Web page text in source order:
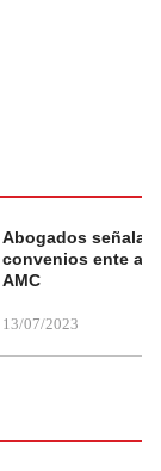
Abogados
convenios ente
AMC
13/07/2023